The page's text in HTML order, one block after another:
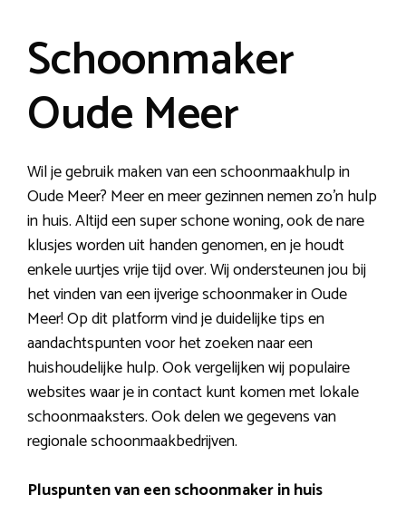
Schoonmaker
Oude Meer
Wil je gebruik maken van een schoonmaakhulp in
Oude Meer? Meer en meer gezinnen nemen zo’n hulp
in huis. Altijd een super schone woning, ook de nare
klusjes worden uit handen genomen, en je houdt
enkele uurtjes vrije tijd over. Wij ondersteunen jou bij
het vinden van een ijverige schoonmaker in Oude
Meer! Op dit platform vind je duidelijke tips en
aandachtspunten voor het zoeken naar een
huishoudelijke hulp. Ook vergelijken wij populaire
websites waar je in contact kunt komen met lokale
schoonmaaksters. Ook delen we gegevens van
regionale schoonmaakbedrijven.
Pluspunten van een schoonmaker in huis